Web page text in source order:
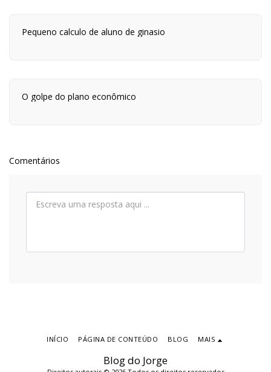
Pequeno calculo de aluno de ginasio
O golpe do plano econômico
Comentários
Blog do Jorge
INÍCIO PÁGINA DE CONTEÚDO BLOG MAIS